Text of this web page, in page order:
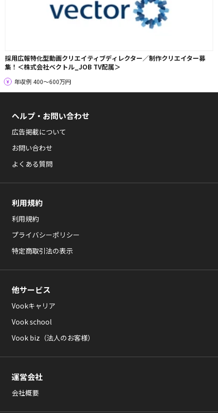
採用広報特化型動画クリエイティブディレクター／制作クリエイター募
集！＜株式会社ベクトル_JOB TV配属＞
年収例 400〜600万円
ヘルプ・お問い合わせ
広告掲載について
お問い合わせ
よくある質問
利用規約
利用規約
プライバシーポリシー
特定商取引法の表示
他サービス
Vookキャリア
Vook school
Vook biz（法人のお客様）
運営会社
会社概要